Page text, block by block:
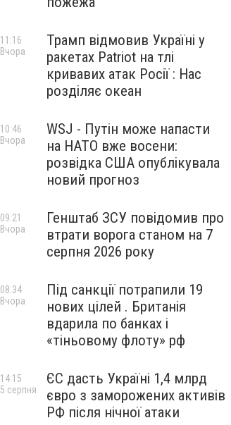
Трамп відмовив Україні у
ракетах Patriot на тлі
кривавих атак Росії : Нас
розділяє океан
11:16
Вчора
WSJ - Путін може напасти
на НАТО вже восени:
розвідка США опублікувала
новий прогноз
10:46
Вчора
Генштаб ЗСУ повідомив про
втрати ворога станом на 7
серпня 2026 року
09:21
Вчора
Під санкції потрапили 19
нових цілей . Британія
вдарила по банках і
«тіньовому флоту» рф
08:34
Вчора
ЄС дасть Україні 1,4 млрд
євро з заморожених активів
РФ після нічної атаки
14:15
5 серпня